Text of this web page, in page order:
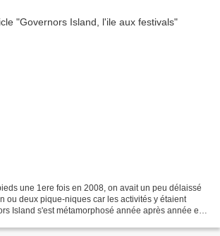
une 1ere fois en 2008, on avait un peu délaissé
ou deux pique-niques car les activités y étaient
Island s'est métamorphosé année après année et